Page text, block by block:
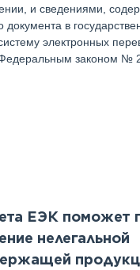
и сведениями,
документа в
электронных
законом №
ЕЭК поможет
нелегальной